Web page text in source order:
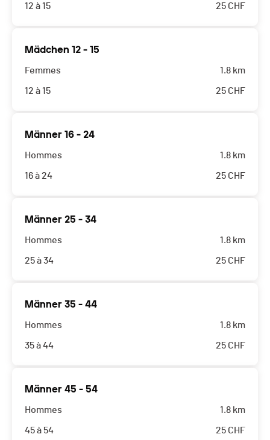
12 à 15 25 CHF
Mädchen 12 - 15
Femmes
12 à 15
1.8 km
25 CHF
Männer 16 - 24
Hommes
16 à 24
1.8 km
25 CHF
Männer 25 - 34
Hommes
25 à 34
1.8 km
25 CHF
Männer 35 - 44
Hommes
35 à 44
1.8 km
25 CHF
Männer 45 - 54
Hommes
45 à 54
1.8 km
25 CHF